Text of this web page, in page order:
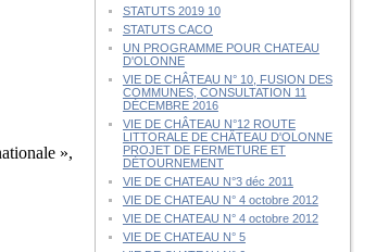
»,
STATUTS 2019 10
STATUTS CACO
UN PROGRAMME POUR CHATEAU
D'OLONNE
VIE DE CHÂTEAU N° 10, FUSION DES
COMMUNES, CONSULTATION 11
DÉCEMBRE 2016
VIE DE CHÂTEAU N°12 ROUTE
LITTORALE DE CHÂTEAU D'OLONNE
PROJET DE FERMETURE ET
DÉTOURNEMENT
VIE DE CHATEAU N°3 déc 2011
VIE DE CHATEAU N° 4 octobre 2012
VIE DE CHATEAU N° 4 octobre 2012
VIE DE CHATEAU N° 5